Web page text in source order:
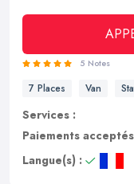
5 Notes
7 Places Van
Services :
Paiements
Langue(s) :